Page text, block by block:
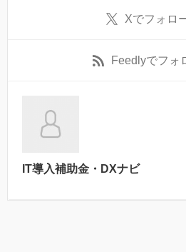
Xでフォロ
Feedlyでフォ
IT導入補助金・DXナビ